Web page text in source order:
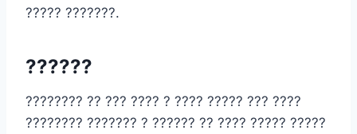
????? ???????.
??????
???????? ?? ??? ???? ? ???? ????? ??? ????
???????? ??????? ? ?????? ?? ???? ????? ?????